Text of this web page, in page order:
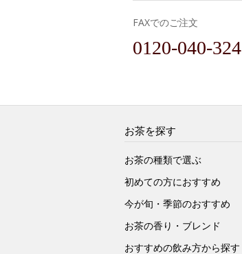
FAXでのご注文
0120-040-324
お茶を探す
お茶の種類で選ぶ
初めての方におすすめ
今が旬・季節のおすすめ
お茶の香り・ブレンド
おすすめの飲み方から探す